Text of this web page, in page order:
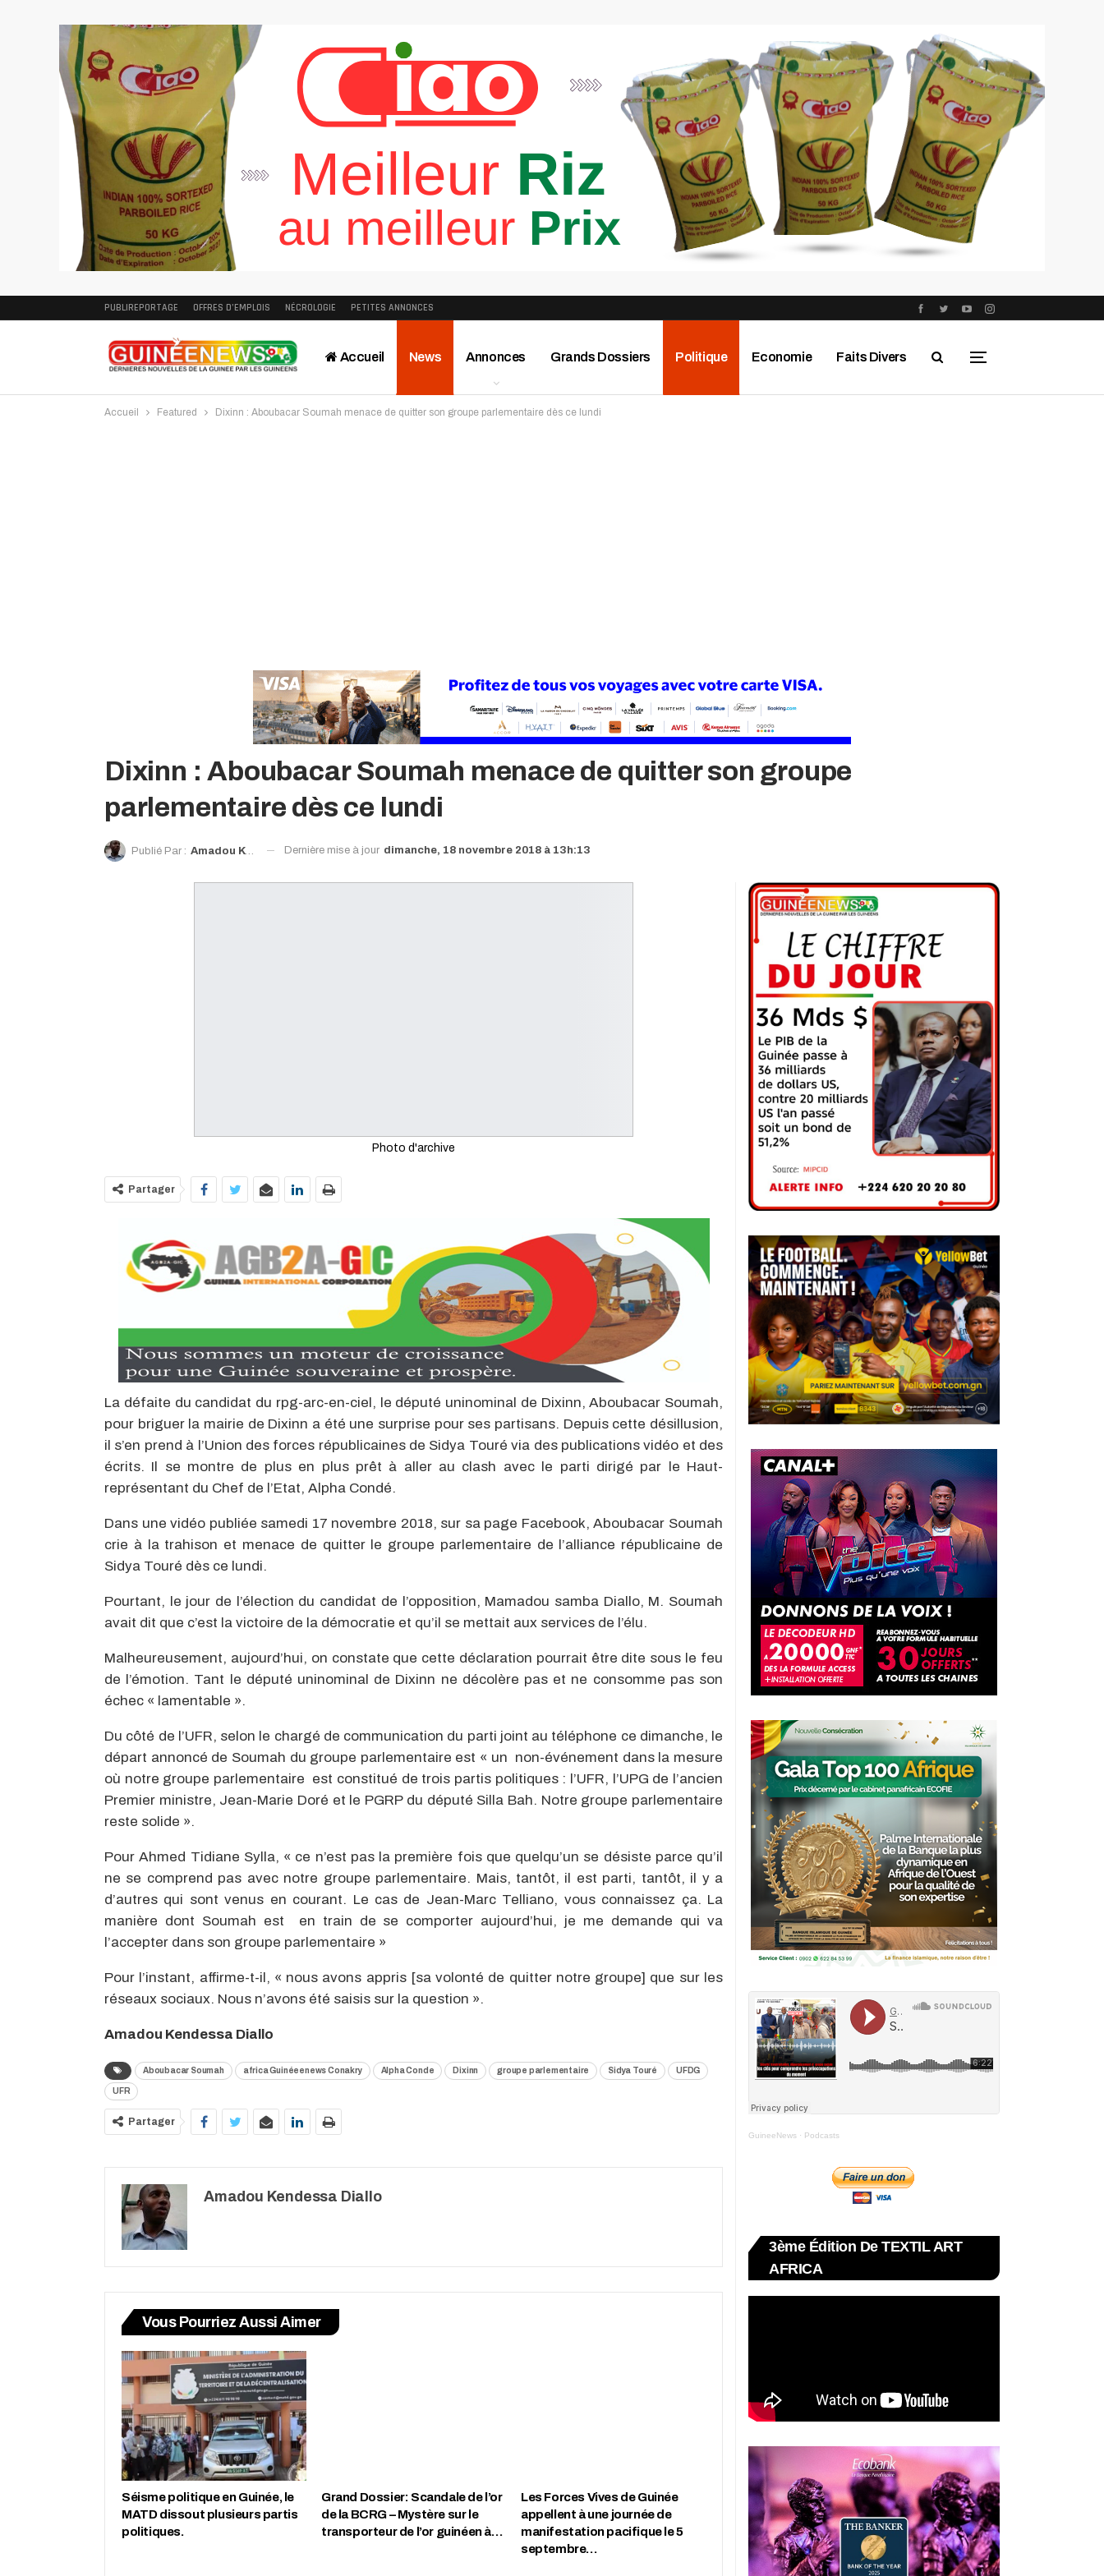
PUBLIREPORTAGE OFFRES D’EMPLOIS NÉCROLOGIE PETITES ANNONCES
Accueil News Annonces Grands Dossiers Politique Economie Faits Divers
Accueil Featured Dixinn : Aboubacar Soumah menace de quitter son groupe parlementaire dès ce lundi
Dixinn : Aboubacar Soumah menace de quitter son groupe
parlementaire dès ce lundi
Publié Par : Amadou Kendessa Diallo Dernière mise à jour dimanche, 18 novembre 2018 à 13h:13
Photo d'archive
Partager
La défaite du candidat du rpg-arc-en-ciel, le député uninominal de Dixinn, Aboubacar Soumah,
pour briguer la mairie de Dixinn a été une surprise pour ses partisans. Depuis cette désillusion,
il s’en prend à l’Union des forces républicaines de Sidya Touré via des publications vidéo et des
écrits. Il se montre de plus en plus prêt à aller au clash avec le parti dirigé par le Haut-
représentant du Chef de l’Etat, Alpha Condé.
Dans une vidéo publiée samedi 17 novembre 2018, sur sa page Facebook, Aboubacar Soumah
crie à la trahison et menace de quitter le groupe parlementaire de l’alliance républicaine de
Sidya Touré dès ce lundi.
Pourtant, le jour de l’élection du candidat de l’opposition, Mamadou samba Diallo, M. Soumah
avait dit que c’est la victoire de la démocratie et qu’il se mettait aux services de l’élu.
Malheureusement, aujourd’hui, on constate que cette déclaration pourrait être dite sous le feu
de l’émotion. Tant le député uninominal de Dixinn ne décolère pas et ne consomme pas son
échec « lamentable ».
Du côté de l’UFR, selon le chargé de communication du parti joint au téléphone ce dimanche, le
départ annoncé de Soumah du groupe parlementaire est « un non-événement dans la mesure
où notre groupe parlementaire est constitué de trois partis politiques : l’UFR, l’UPG de l’ancien
Premier ministre, Jean-Marie Doré et le PGRP du député Silla Bah. Notre groupe parlementaire
reste solide ».
Pour Ahmed Tidiane Sylla, « ce n’est pas la première fois que quelqu’un se désiste parce qu’il
ne se comprend pas avec notre groupe parlementaire. Mais, tantôt, il est parti, tantôt, il y a
d’autres qui sont venus en courant. Le cas de Jean-Marc Telliano, vous connaissez ça. La
manière dont Soumah est en train de se comporter aujourd’hui, je me demande qui va
l’accepter dans son groupe parlementaire »
Pour l’instant, affirme-t-il, « nous avons appris [sa volonté de quitter notre groupe] que sur les
réseaux sociaux. Nous n’avons été saisis sur la question ».
Amadou Kendessa Diallo
Aboubacar Soumah africa Guinéeenews Conakry Alpha Conde Dixinn groupe parlementaire Sidya Touré UFDG
UFR
Partager
Amadou Kendessa Diallo
Vous Pourriez Aussi Aimer
Séisme politique en Guinée, le
MATD dissout plusieurs partis
politiques.
Grand Dossier: Scandale de l’or
de la BCRG – Mystère sur le
transporteur de l’or guinéen à…
Les Forces Vives de Guinée
appellent à une journée de
manifestation pacifique le 5
septembre…
GuineeNews · Podcasts
3ème Édition De TEXTIL ART
AFRICA